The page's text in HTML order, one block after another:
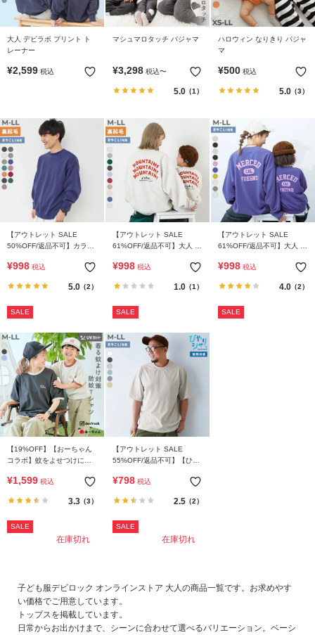
ガ
イ
ド
よ
る
ご
FOLLOW
大人 デビラボ プリント ト
レーナー
¥2,599 税込
マシュマロタッチ パジャマ
¥3,298 税込〜
5.0（1）
ハロウィン なりきり パジャ
マ
¥500 税込
5.0（3）
【アウトレット SALE
50%OFF/返品不可】カラフ
毛 無地 大人トレーナー
¥998 税込
5.0（2）
SALE
【アウトレット SALE
61%OFF/返品不可】大人 デ
ーナー
¥998 税込
1.0（1）
SALE
【アウトレット SALE
61%OFF/返品不可】大人 デ
¥998 税込
4.0（2）
SALE
【19%OFF】【おーちゃん
コラボ】蚊をよせつけにく
袖Ｔシャツ
¥1,599 税込
3.3（3）
SALE
在庫切れ
【アウトレット SALE
55%OFF/返品不可】【ひや
グシルエット 大人 半袖Tシ
¥798 税込
2.5（2）
SALE
在庫切れ
子ども服デビロック オンラインストア 大人の商品一覧です。お求めやす
い価格でご用意しています。
トップスを掲載しています。
日常からお出かけまで、シーンに合わせて選べるバリエーション。ベーシ